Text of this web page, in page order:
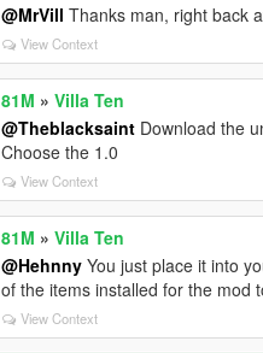
@MrVill Thanks man, right back
View Context
81M »Villa Ten
@Theblacksaint Download the
Choose the 1.0
View Context
81M »Villa Ten
@Hehnny You just place it into
of the items installed for the mod
View Context